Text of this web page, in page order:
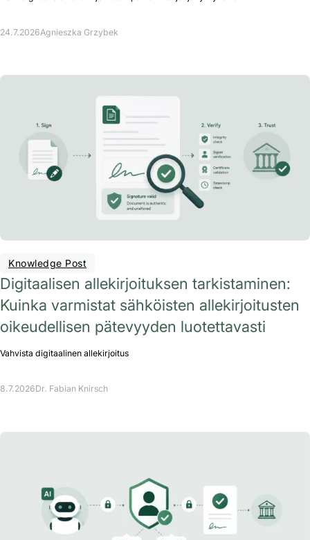
24.7.2026Agnieszka Grzybek
Knowledge Post
Digitaalisen allekirjoituksen tarkistaminen:
Kuinka varmistat sähköisten allekirjoitusten
oikeudellisen pätevyyden luotettavasti
Vahvista digitaalinen allekirjoitus
8.7.2026Dr. Fabian Knirsch